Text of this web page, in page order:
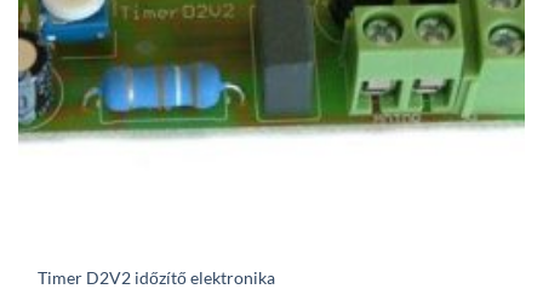
Timer D2V2 időzítő elektronika